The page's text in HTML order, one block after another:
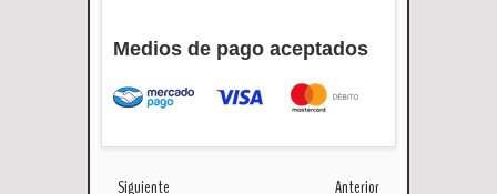
Medios de pago aceptados
Siguiente
Anterior